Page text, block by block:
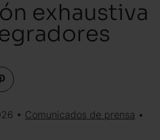
exhaustiva
• Comunicados de prensa •